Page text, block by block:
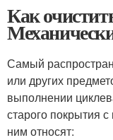
Как
Самый
или других
выполнении
старого покрытия
ним относят: